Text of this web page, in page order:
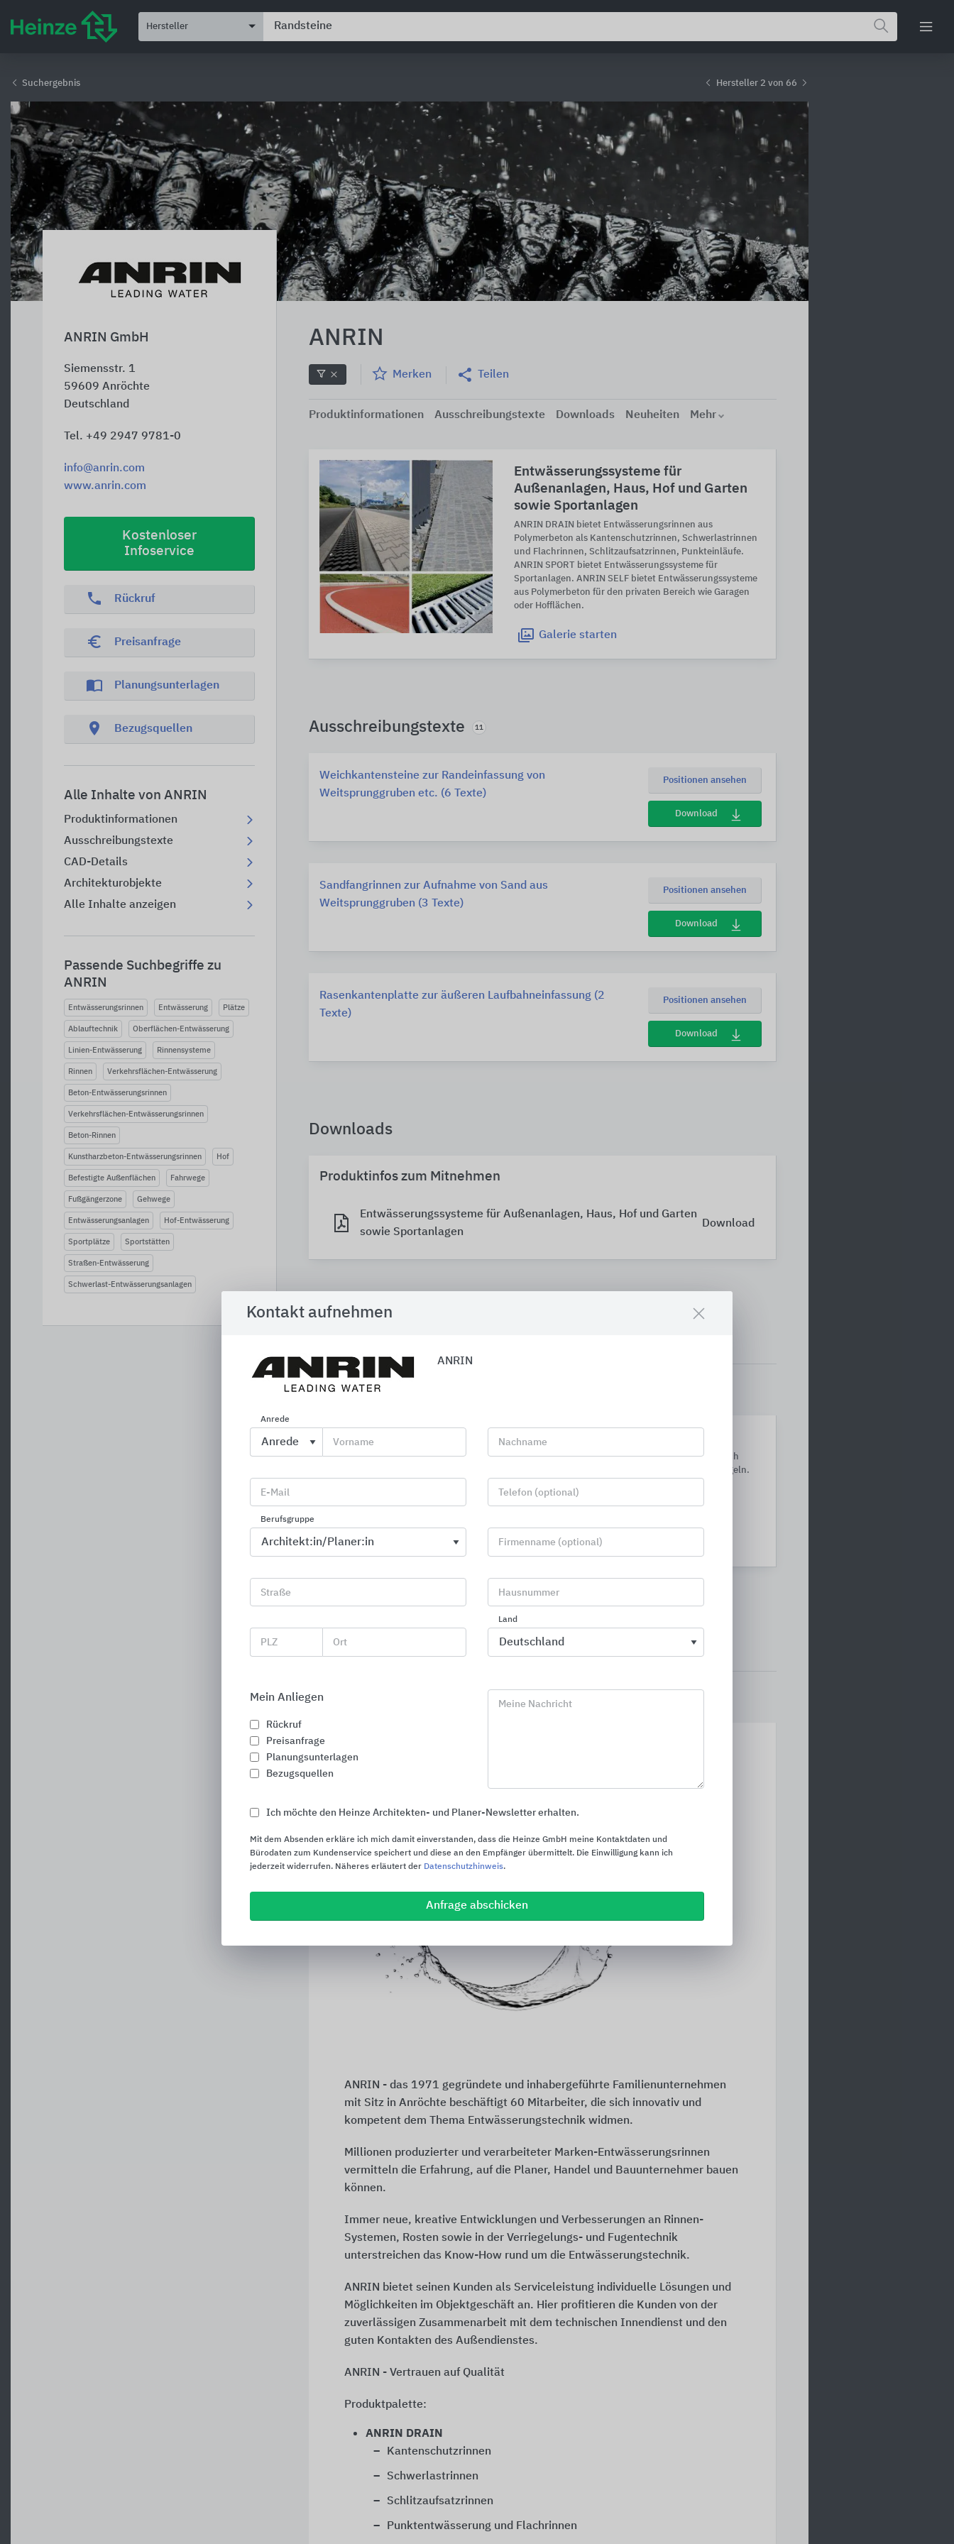
Hersteller
Suchergebnis Hersteller 2 von 66
ANRIN GmbH
Siemensstr. 1
59609 Anröchte
Deutschland
Tel. +49 2947 9781-0
info@anrin.com
www.anrin.com
Kostenloser
Infoservice
phone Rückruf
euro_symbol Preisanfrage
import_contacts Planungsunterlagen
location_on Bezugsquellen
Alle Inhalte von ANRIN
Produktinformationen
Ausschreibungstexte
CAD-Details
Architekturobjekte
Alle Inhalte anzeigen
Passende Suchbegriffe zu
ANRIN
Entwässerungsrinnen Entwässerung Plätze
Ablauftechnik Oberflächen-Entwässerung
Linien-Entwässerung Rinnensysteme
Rinnen Verkehrsflächen-Entwässerung
Beton-Entwässerungsrinnen
Verkehrsflächen-Entwässerungsrinnen
Beton-Rinnen
Kunstharzbeton-Entwässerungsrinnen Hof
Befestigte Außenflächen Fahrwege
Fußgängerzone Gehwege
Entwässerungsanlagen Hof-Entwässerung
Sportplätze Sportstätten
Straßen-Entwässerung
Schwerlast-Entwässerungsanlagen
ANRIN
Merken Teilen
Produktinformationen Ausschreibungstexte Downloads Neuheiten Mehr
Entwässerungssysteme für
Außenanlagen, Haus, Hof und Garten
sowie Sportanlagen
ANRIN DRAIN bietet Entwässerungsrinnen aus
Polymerbeton als Kantenschutzrinnen, Schwerlastrinnen
und Flachrinnen, Schlitzaufsatzrinnen, Punkteinläufe.
ANRIN SPORT bietet Entwässerungssysteme für
Sportanlagen. ANRIN SELF bietet Entwässerungssysteme
aus Polymerbeton für den privaten Bereich wie Garagen
oder Hofflächen.
Galerie starten
Ausschreibungstexte 11
Weichkantensteine zur Randeinfassung von
Weitsprunggruben etc. (6 Texte)
Positionen ansehen
Download
Sandfangrinnen zur Aufnahme von Sand aus
Weitsprunggruben (3 Texte)
Positionen ansehen
Download
Rasenkantenplatte zur äußeren Laufbahneinfassung (2
Texte)
Positionen ansehen
Download
Downloads
Produktinfos zum Mitnehmen
Entwässerungssysteme für Außenanlagen, Haus, Hof und Garten
sowie Sportanlagen
Download
Neuheiten
Die neue ANRIN-Rasenwabe
Befahrbare Flächen stabil, wirtschaftlich und optisch
natür­lich planen – ohne diese voll­ständig zu ver­siegeln.
27.04.2026
Allgemeines zu ANRIN
Firmenporträt
ANRIN - das 1971 gegründete und inhabergeführte Familienunternehmen
mit Sitz in Anröchte beschäftigt 60 Mitarbeiter, die sich innovativ und
kompetent dem Thema Entwässerungstechnik widmen.
Millionen produzierter und verarbeiteter Marken-Entwässerungsrinnen
vermitteln die Erfahrung, auf die Planer, Handel und Bauunternehmer bauen
können.
Immer neue, kreative Entwicklungen und Verbesserungen an Rinnen-
Systemen, Rosten sowie in der Verriegelungs- und Fugentechnik
unterstreichen das Know-How rund um die Entwässerungstechnik.
ANRIN bietet seinen Kunden als Serviceleistung individuelle Lösungen und
Möglichkeiten im Objektgeschäft an. Hier profitieren die Kunden von der
zuverlässigen Zusammenarbeit mit dem technischen Innendienst und den
guten Kontakten des Außendienstes.
ANRIN - Vertrauen auf Qualität
Produktpalette:
ANRIN DRAIN
Kantenschutzrinnen
Schwerlastrinnen
Schlitzaufsatzrinnen
Punktentwässerung und Flachrinnen
Kontakt aufnehmen
ANRIN
Anrede
Vorname Nachname
E-Mail Telefon (optional)
Berufsgruppe
Firmenname (optional)
Straße Hausnummer
PLZ Ort
Land
Mein Anliegen
Rückruf
Preisanfrage
Planungsunterlagen
Bezugsquellen
Meine Nachricht
Ich möchte den Heinze Architekten- und Planer-Newsletter erhalten.
Mit dem Absenden erkläre ich mich damit einverstanden, dass die Heinze GmbH meine Kontaktdaten und
Bürodaten zum Kundenservice speichert und diese an den Empfänger übermittelt. Die Einwilligung kann ich
jederzeit widerrufen. Näheres erläutert der Datenschutzhinweis.
Anfrage abschicken